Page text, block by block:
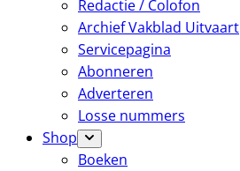
Redactie / Colofon
Archief Vakblad Uitvaart
Servicepagina
Abonneren
Adverteren
Losse nummers
Shop
Boeken